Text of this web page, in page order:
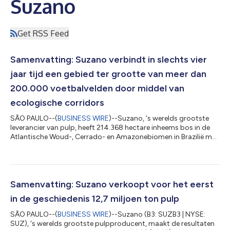
Suzano
Get RSS Feed
Samenvatting: Suzano verbindt in slechts vier
jaar tijd een gebied ter grootte van meer dan
200.000 voetbalvelden door middel van
ecologische corridors
SÃO PAULO--(BUSINESS WIRE)--Suzano, 's werelds grootste
leverancier van pulp, heeft 214.368 hectare inheems bos in de
Atlantische Woud-, Cerrado- en Amazonebiomen in Brazilië met
200.000 voetbalvelden hersteld. Alleen al in 2025 werd 55.366
doelstelling om tot 2030 500.000 hectare te verbinden, zoals
Samenvatting: Suzano verkoopt voor het eerst
in de geschiedenis 12,7 miljoen ton pulp
SÃO PAULO--(BUSINESS WIRE)--Suzano (B3: SUZB3 | NYSE:
SUZ), 's werelds grootste pulpproducent, maakt de resultaten